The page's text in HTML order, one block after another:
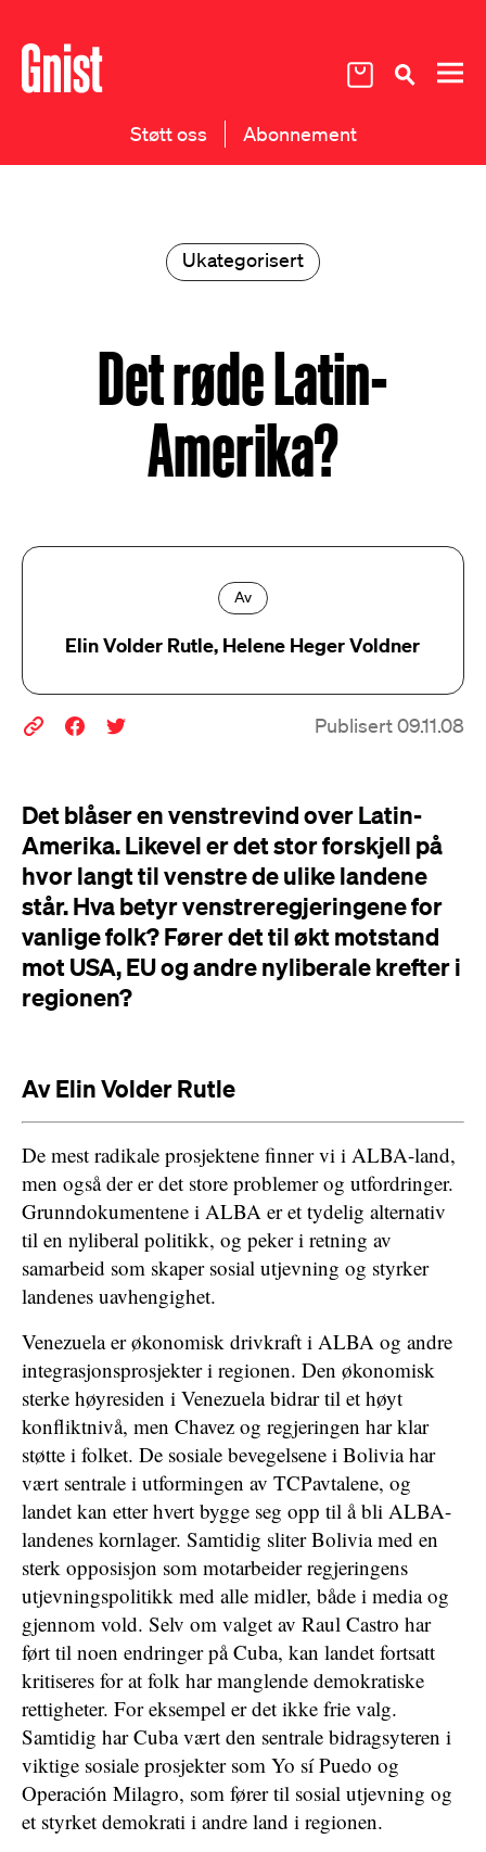
Støtt oss Abonnement
Ukategorisert
Det røde Latin-
Amerika?
Av
Elin Volder Rutle, Helene Heger Voldner
Publisert 09.11.08
Det blåser en venstrevind over Latin-
Amerika. Likevel er det stor forskjell på
hvor langt til venstre de ulike landene
står. Hva betyr venstreregjeringene for
vanlige folk? Fører det til økt motstand
mot USA, EU og andre nyliberale krefter i
regionen?
Av Elin Volder Rutle
De mest radikale prosjektene finner vi i ALBA-land,
men også der er det store problemer og utfordringer.
Grunndokumentene i ALBA er et tydelig alternativ
til en nyliberal politikk, og peker i retning av
samarbeid som skaper sosial utjevning og styrker
landenes uavhengighet.
Venezuela er økonomisk drivkraft i ALBA og andre
integrasjonsprosjekter i regionen. Den økonomisk
sterke høyresiden i Venezuela bidrar til et høyt
konfliktnivå, men Chavez og regjeringen har klar
støtte i folket. De sosiale bevegelsene i Bolivia har
vært sentrale i utformingen av TCPavtalene, og
landet kan etter hvert bygge seg opp til å bli ALBA-
landenes kornlager. Samtidig sliter Bolivia med en
sterk opposisjon som motarbeider regjeringens
utjevningspolitikk med alle midler, både i media og
gjennom vold. Selv om valget av Raul Castro har
ført til noen endringer på Cuba, kan landet fortsatt
kritiseres for at folk har manglende demokratiske
rettigheter. For eksempel er det ikke frie valg.
Samtidig har Cuba vært den sentrale bidragsyteren i
viktige sosiale prosjekter som Yo sí Puedo og
Operación Milagro, som fører til sosial utjevning og
et styrket demokrati i andre land i regionen.